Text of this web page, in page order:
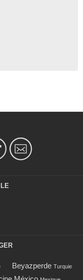
Beyazperde Turquie